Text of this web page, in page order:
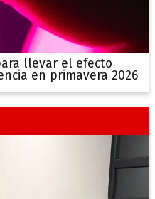
llevar el efecto
en primavera 2026